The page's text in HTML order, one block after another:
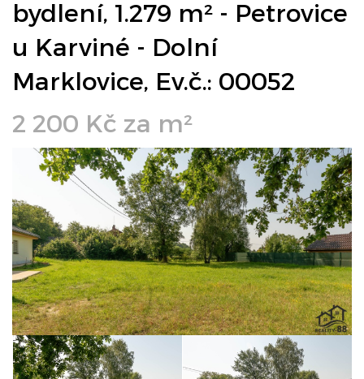
bydlení, 1.279 m² - Petrovice
u Karviné - Dolní
Marklovice, Ev.č.: 00052
2 200 Kč za m²